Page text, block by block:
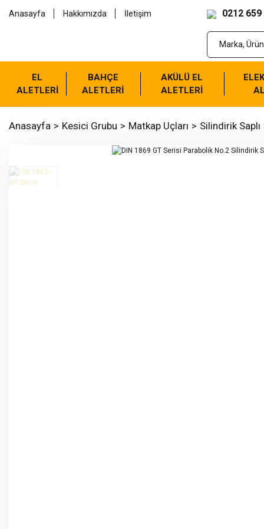
Anasayfa Hakkımızda İletişim 0212 659
EL
ALETLERİ
BAHÇE
ALETLERİ
AKÜLÜ EL
ALETLERİ
Anasayfa Kesici Grubu Matkap Uçları Silindirik Saplı